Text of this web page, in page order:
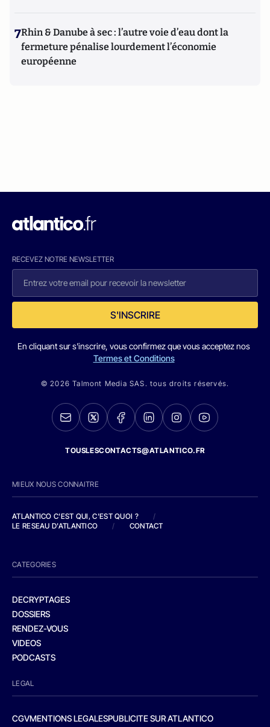
7Rhin & Danube à sec : l’autre voie d’eau dont la
fermeture pénalise lourdement l’économie
européenne
RECEVEZ NOTRE NEWSLETTER
S'INSCRIRE
En cliquant sur s'inscrire, vous confirmez que vous acceptez nos
Termes et Conditions
© 2026 Talmont Media SAS. tous droits réservés.
TOUSLESCONTACTS@ATLANTICO.FR
MIEUX NOUS CONNAITRE
ATLANTICO C'EST QUI, C'EST QUOI ?
/
LE RESEAU D'ATLANTICO
/ CONTACT
CATEGORIES
DECRYPTAGES
DOSSIERS
RENDEZ-VOUS
VIDEOS
PODCASTS
LEGAL
CGVMENTIONS LEGALESPUBLICITE SUR ATLANTICO